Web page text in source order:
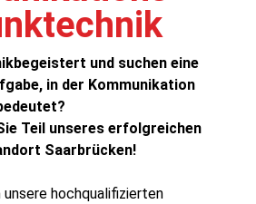
und suchen eine
in der Kommunikation
Teil unseres erfolgreichen
Saarbrücken!
unsere hochqualifizierten